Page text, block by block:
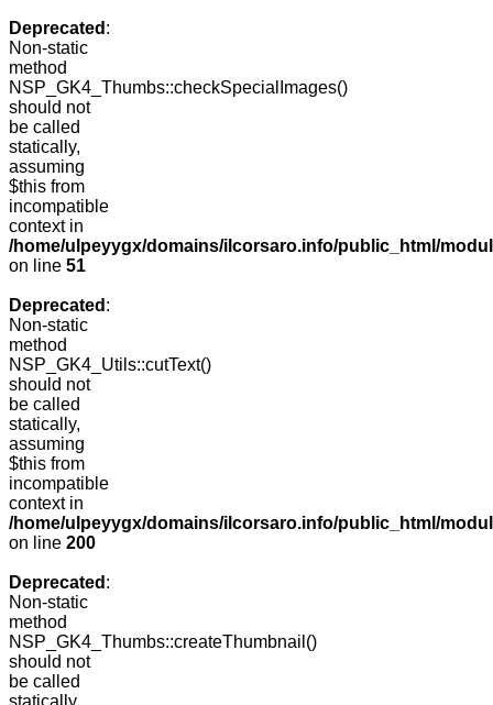
Deprecated :
Non-static
method
NSP_GK4_Thumbs::checkSpecialImages()
should not
be called
statically,
assuming
$this from
incompatible
context in
/home/ulpeyygx/domains/ilcorsaro.info/public_html/
on line 51
Deprecated :
Non-static
method
NSP_GK4_Utils::cutText()
should not
be called
statically,
assuming
$this from
incompatible
context in
/home/ulpeyygx/domains/ilcorsaro.info/public_html/
on line 200
Deprecated :
Non-static
method
NSP_GK4_Thumbs::createThumbnail()
should not
be called